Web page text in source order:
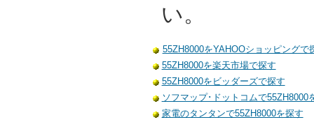
い。
55ZH8000をYAHOOショッピングで
55ZH8000を楽天市場で探す
55ZH8000をビッダーズで探す
ソフマップ･ドットコムで55ZH8000
家電のタンタンで55ZH8000を探す